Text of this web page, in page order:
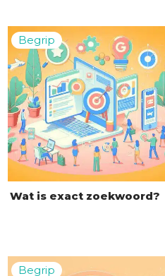
Wat is exact zoekwoord?